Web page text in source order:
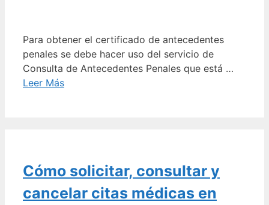
Para obtener el certificado de antecedentes
penales se debe hacer uso del servicio de
Consulta de Antecedentes Penales que está …
Leer Más
Cómo solicitar, consultar y
cancelar citas médicas en